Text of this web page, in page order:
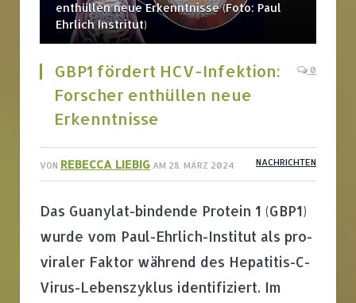
enthüllen neue Erkenntnisse (Foto: Paul
Ehrlich Instritut)
GBP1 fördert HCV-Infektion:
Forscher enthüllen neue
Erkenntnisse
0
VON REBECCA LIEBIG AM 28. MÄRZ 2024 NACHRICHTEN
Das Guanylat-bindende Protein 1 (GBP1)
wurde vom Paul-Ehrlich-Institut als pro-
viraler Faktor während des Hepatitis-C-
Virus-Lebenszyklus identifiziert. Im